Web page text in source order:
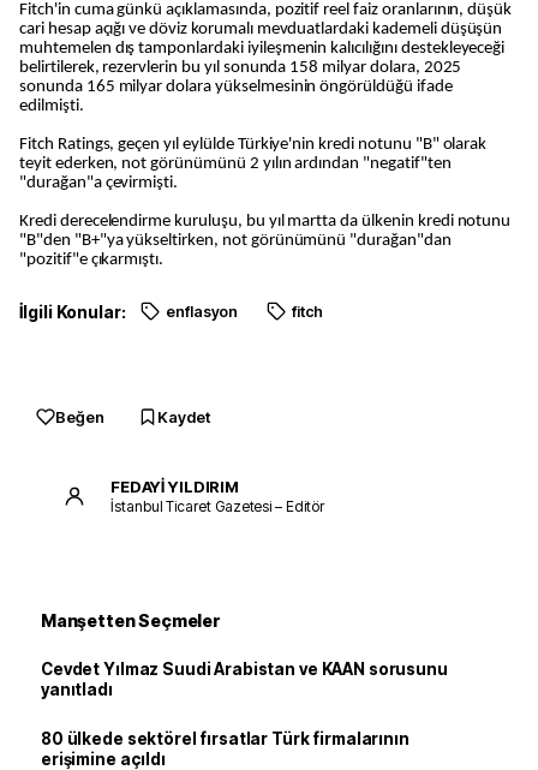
Fitch'in cuma günkü açıklamasında, pozitif reel faiz oranlarının, düşük
cari hesap açığı ve döviz korumalı mevduatlardaki kademeli düşüşün
muhtemelen dış tamponlardaki iyileşmenin kalıcılığını destekleyeceği
belirtilerek, rezervlerin bu yıl sonunda 158 milyar dolara, 2025
sonunda 165 milyar dolara yükselmesinin öngörüldüğü ifade
edilmişti.
Fitch Ratings, geçen yıl eylülde Türkiye'nin kredi notunu "B" olarak
teyit ederken, not görünümünü 2 yılın ardından "negatif"ten
"durağan"a çevirmişti.
Kredi derecelendirme kuruluşu, bu yıl martta da ülkenin kredi notunu
"B"den "B+"ya yükseltirken, not görünümünü "durağan"dan
"pozitif"e çıkarmıştı.
İlgili Konular: enflasyon fitch
Beğen Kaydet
FEDAYİ YILDIRIM
İstanbul Ticaret Gazetesi – Editör
Manşetten Seçmeler
Cevdet Yılmaz Suudi Arabistan ve KAAN sorusunu
yanıtladı
80 ülkede sektörel fırsatlar Türk firmalarının
erişimine açıldı